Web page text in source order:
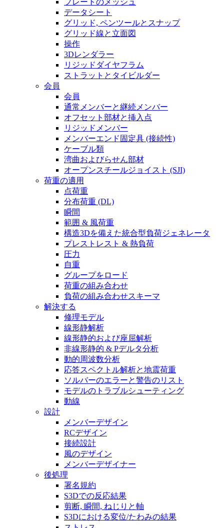
プレートのメッシュ
データシート
グリッド, ペンツールとスナップ
グリッド線と立面図
操作
3Dレンダラー
リジッドダイヤフラム
ストラットとタイビルダー
会員
会員
通常メンバーと継続メンバー
オフセット部材と挿入点
リジッドメンバー
メンバーエンド固定具 (接続性)
ケーブル類
湾曲およびらせん部材
オープンスチールジョイスト (SJI)
荷重の適用
点荷重
分布荷重 (DL)
瞬間
範囲 & 風荷重
構造3Dを備えた統合型負荷ジェネレータ
プレストレスト & 熱負荷
圧力
自重
グループをロード
荷重の組み合わせ
負荷の組み合わせスキーマ
解決する
修理モデル
線形静解析
線形静的および座屈解析
非線形静的 & Pデルタ分析
動的周波数分析
応答スペクトル解析と地震荷重
ソルバーのエラーと警告のリスト
モデルのトラブルシューティング
動線
設計
メンバーデザイン
RCデザイン
接続設計
風のデザイン
メンバーデザイナー
後処理
署名規約
S3Dでの反応結果
剪断, 瞬間, ねじりと軸
S3Dにおける変位/たわみの結果